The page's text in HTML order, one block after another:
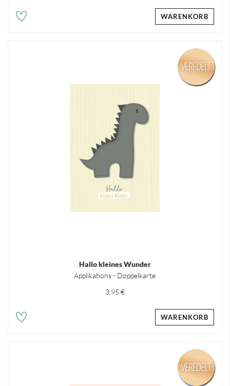
WARENKORB
Hallo kleines Wunder
Applikations - Doppelkarte
3,95 €
VEREDELT
WARENKORB
VEREDELT